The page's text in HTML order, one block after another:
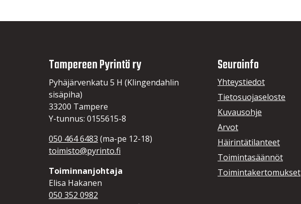
Tampereen Pyrintö ry
Pyhäjärvenkatu 5 H (Klingendahlin
sisäpiha)
33200 Tampere
Y-tunnus: 0155615-8
050 464 6483 (ma-pe 12-18)
toimisto@pyrinto.fi
Toiminnanjohtaja
Elisa Hakanen
050 352 0982
Seurainfo
Yhteystiedot
Tietosuojaseloste
Kuvausohje
Arvot
Häirintätilanteet
Toimintasäännöt
Toimintakertomukset